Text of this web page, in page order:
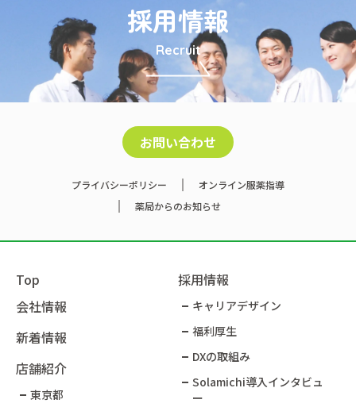
採用情報
Recruit
お問い合わせ
プライバシーポリシー
オンライン服薬指導
薬局からのお知らせ
Top
会社情報
新着情報
店舗紹介
東京都
採用情報
キャリアデザイン
福利厚生
DXの取組み
Solamichi導入インタビュ
ー​